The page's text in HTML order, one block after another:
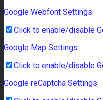
Google Webfont Settings:
Click to enable/disable
Google Map Settings:
Click to enable/disable
Google reCaptcha Settings: